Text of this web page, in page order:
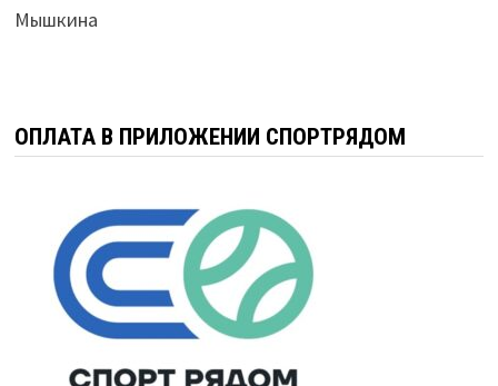
Мышкина
ОПЛАТА В ПРИЛОЖЕНИИ СПОРТРЯДОМ